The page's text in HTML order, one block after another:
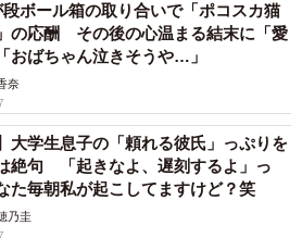
ボール箱の取り合いで「ポコスカ猫
の応酬 その後の心温まる結末に「愛
おばちゃん泣きそうや…」
奈
大学生息子の「頼れる彼氏」っぷりを
絶句 「起きなよ、遅刻するよ」っ
た毎朝私が起こしてますけど？笑
乃圭